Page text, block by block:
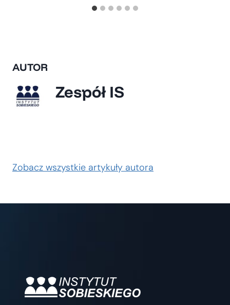
AUTOR
Zespół IS
Zobacz wszystkie artykuły autora